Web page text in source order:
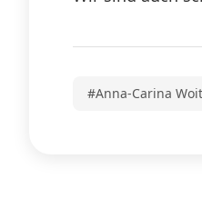
#Anna-Carina